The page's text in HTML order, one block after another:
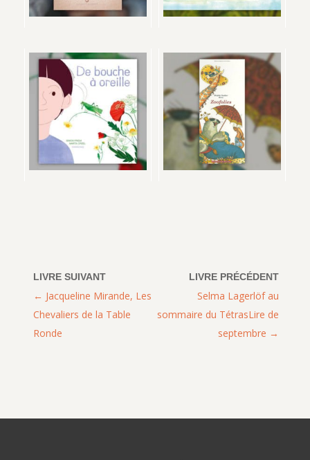
Selma Lagerlöf au
sommaire du TétrasLire de
septembre
Jacqueline Mirande, Les
Chevaliers de la Table
Ronde